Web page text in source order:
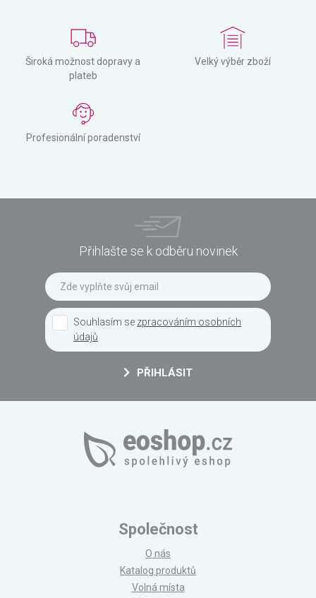
Široká možnost dopravy a
plateb
Velký výběr zboží
Profesionální poradenství
Přihlašte se k odběru novinek
Souhlasím se zpracováním osobních
údajů
PŘIHLÁSIT
Společnost
O nás
Katalog produktů
Volná místa